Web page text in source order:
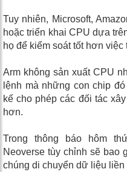
Tuy nhiên, Microsoft,
hoặc triển khai CPU dựa
họ để kiểm soát tốt hơn
Arm không sản xuất CPU
lệnh mà những con chip
kế cho phép các đối tác
hơn.
Trong thông báo hôm
Neoverse tùy chỉnh sẽ bao
chúng di chuyển dữ liệu liền